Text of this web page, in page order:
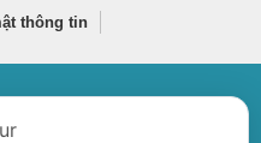
thông tin